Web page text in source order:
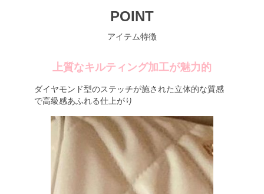
POINT
アイテム特徴
上質なキルティング加工が魅力的
ダイヤモンド型のステッチが施された立体的な質感
で高級感あふれる仕上がり